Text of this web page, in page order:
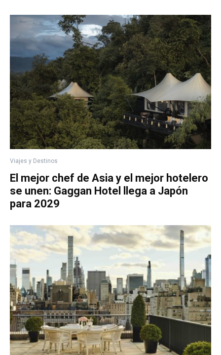
Viajes y Destinos
El mejor chef de Asia y el mejor hotelero
se unen: Gaggan Hotel llega a Japón
para 2029